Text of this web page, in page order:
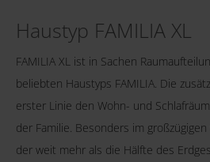
Haustyp FAMILIA XL
FAMILIA XL ist in Sachen
beliebten Haustyps FAMILIA. Die
erster Linie den Wohn- und
der Familie. Besonders im
der weit mehr als die Hälfte des